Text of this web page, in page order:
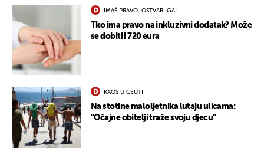
IMAŠ PRAVO, OSTVARI GA!
Tko ima pravo na inkluzivni dodatak? Može
se dobiti i 720 eura
KAOS U CEUTI
Na stotine maloljetnika lutaju ulicama:
"Očajne obitelji traže svoju djecu"